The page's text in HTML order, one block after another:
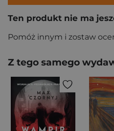
Ten produkt nie ma
Pomóż innym i zostaw
Z tego samego